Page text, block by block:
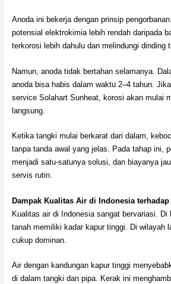
Anoda ini bekerja dengan prinsip
potensial elektrokimia lebih rendah daripada
terkorosi lebih dahulu dan melindungi dinding
Namun, anoda tidak bertahan selamanya.
anoda bisa habis dalam waktu 2–4 tahun.
service Solahart Sunheat, korosi akan mulai
langsung.
Ketika tangki mulai berkarat dari dalam,
tanpa tanda awal yang jelas. Pada tahap ini,
menjadi satu-satunya solusi, dan biayanya
servis rutin.
Dampak Kualitas Air di Indonesia
Kualitas air di Indonesia sangat bervariasi. Di
tanah memiliki kadar kapur tinggi. Di wilayah
cukup dominan.
Air dengan kandungan kapur tinggi
di dalam tangki dan pipa. Kerak ini